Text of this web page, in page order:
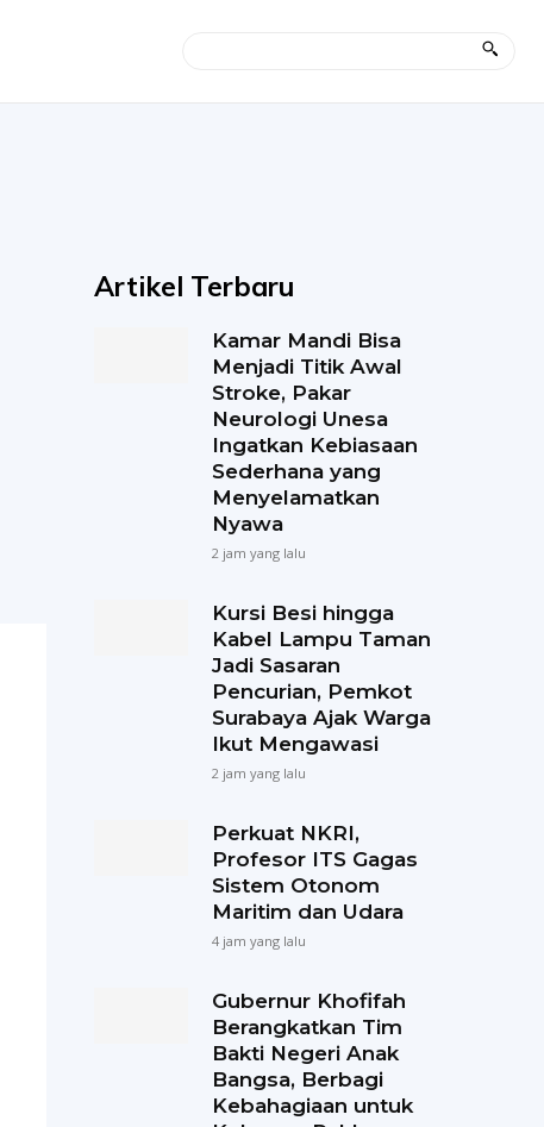
Artikel Terbaru
Kamar Mandi Bisa
Menjadi Titik Awal
Stroke, Pakar
Neurologi Unesa
Ingatkan Kebiasaan
Sederhana yang
Menyelamatkan
Nyawa
2 jam yang lalu
Kursi Besi hingga
Kabel Lampu Taman
Jadi Sasaran
Pencurian, Pemkot
Surabaya Ajak Warga
Ikut Mengawasi
2 jam yang lalu
Perkuat NKRI,
Profesor ITS Gagas
Sistem Otonom
Maritim dan Udara
4 jam yang lalu
Gubernur Khofifah
Berangkatkan Tim
Bakti Negeri Anak
Bangsa, Berbagi
Kebahagiaan untuk